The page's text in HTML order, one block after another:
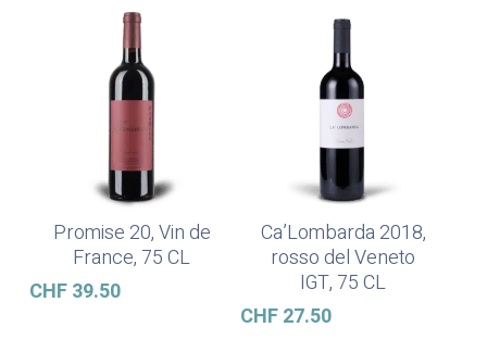
In Den Warenkorb
Promise 20, Vin de
France, 75 CL
CHF39.50
In Den Warenkorb
Ca’Lombarda 2018,
rosso del Veneto
IGT, 75 CL
CHF27.50